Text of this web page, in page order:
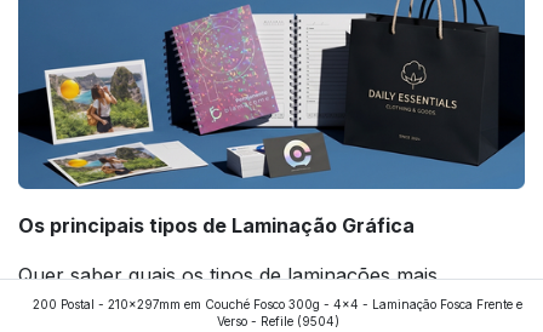
Os principais tipos de Laminação Gráfica
Quer saber quais os tipos de laminações mais
aplicados nos impressos da gráfica FuturaIM? Então,
200 Postal - 210x297mm em Couché Fosco 300g - 4x4 - Laminação Fosca Frente e
Verso - Refile(9504)